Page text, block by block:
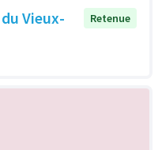
Vieux-
Retenue